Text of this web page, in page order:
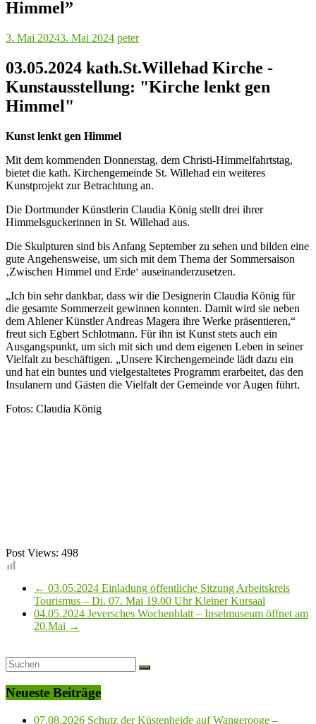
Himmel”
3. Mai 20243. Mai 2024 peter
03.05.2024 kath.St.Willehad Kirche -
Kunstausstellung: "Kirche lenkt gen
Himmel"
Kunst lenkt gen Himmel
Mit dem kommenden Donnerstag, dem Christi-Himmelfahrtstag,
bietet die kath. Kirchengemeinde St. Willehad ein weiteres
Kunstprojekt zur Betrachtung an.
Die Dortmunder Künstlerin Claudia König stellt drei ihrer
Himmelsguckerinnen in St. Willehad aus.
Die Skulpturen sind bis Anfang September zu sehen und bilden eine
gute Angehensweise, um sich mit dem Thema der Sommersaison
‚Zwischen Himmel und Erde‘ auseinanderzusetzen.
„Ich bin sehr dankbar, dass wir die Designerin Claudia König für
die gesamte Sommerzeit gewinnen konnten. Damit wird sie neben
dem Ahlener Künstler Andreas Magera ihre Werke präsentieren,“
freut sich Egbert Schlotmann. Für ihn ist Kunst stets auch ein
Ausgangspunkt, um sich mit sich und dem eigenen Leben in seiner
Vielfalt zu beschäftigen. „Unsere Kirchengemeinde lädt dazu ein
und hat ein buntes und vielgestaltetes Programm erarbeitet, das den
Insulanern und Gästen die Vielfalt der Gemeinde vor Augen führt.
Fotos: Claudia König
Post Views: 498
← 03.05.2024 Einladung öffentliche Sitzung Arbeitskreis
Tourismus – Di. 07. Mai 19.00 Uhr Kleiner Kursaal
04.05.2024 Jeversches Wochenblatt – Inselmuseum öffnet am
20.Mai →
Neueste Beiträge
07.08.2026 Schutz der Küstenheide auf Wangerooge –